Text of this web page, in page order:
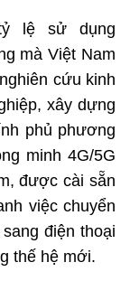
lệ sử dụng
mà Việt Nam
cứu kinh
xây dựng
phủ phương
minh 4G/5G
được cài sẵn
việc chuyển
điện thoại
thế hệ mới.